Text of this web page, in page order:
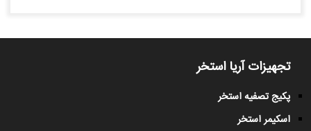
تجهیزات آریا استخر
پکیج تصفیه استخر
اسکیمر استخر